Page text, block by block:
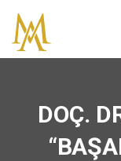
DOÇ.